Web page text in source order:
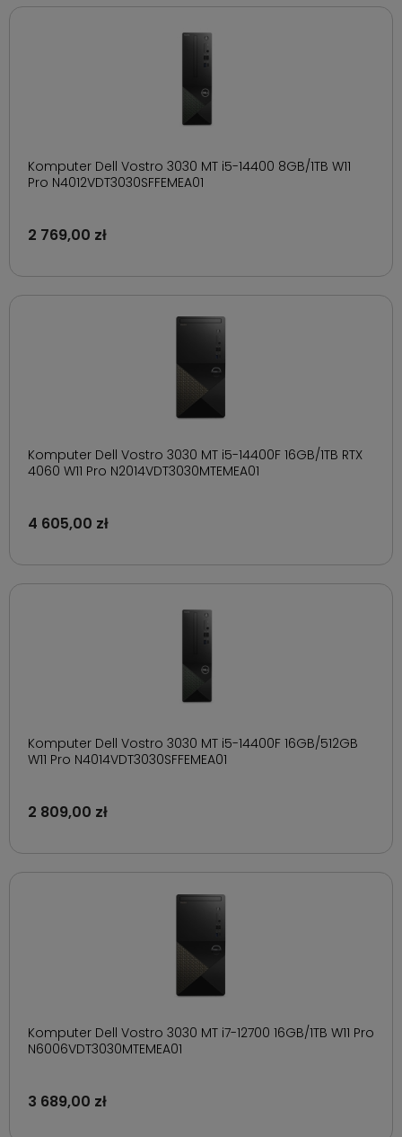
Komputer Dell Vostro 3030 MT i5-14400 8GB/1TB W11
Pro N4012VDT3030SFFEMEA01
2 769,00 zł
Komputer Dell Vostro 3030 MT i5-14400F 16GB/1TB RTX
4060 W11 Pro N2014VDT3030MTEMEA01
4 605,00 zł
Komputer Dell Vostro 3030 MT i5-14400F 16GB/512GB
W11 Pro N4014VDT3030SFFEMEA01
2 809,00 zł
Komputer Dell Vostro 3030 MT i7-12700 16GB/1TB W11 Pro
N6006VDT3030MTEMEA01
3 689,00 zł